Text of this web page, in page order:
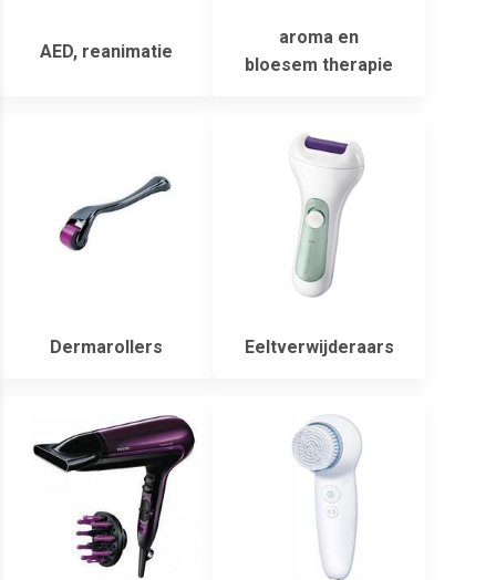
AED, reanimatie
aroma en
bloesem therapie
Dermarollers Eeltverwijderaars